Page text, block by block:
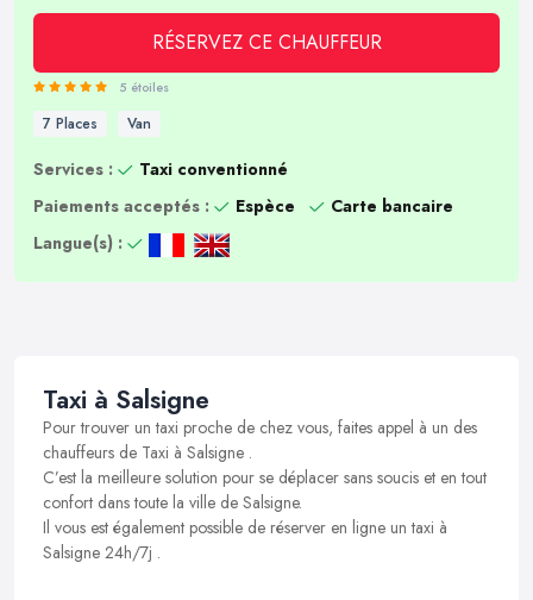
RÉSERVEZ CE CHAUFFEUR
5 étoiles
7 Places Van
Services :
Taxi conventionné
Paiements acceptés :
Espèce
Carte bancaire
Langue(s) :
Taxi à Salsigne
Pour trouver un taxi proche de chez vous, faites appel à un des
chauffeurs de Taxi à Salsigne .
C’est la meilleure solution pour se déplacer sans soucis et en tout
confort dans toute la ville de Salsigne.
Il vous est également possible de réserver en ligne un taxi à
Salsigne 24h/7j .